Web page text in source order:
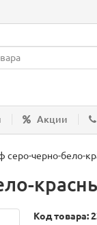
Акции
серо-черно-бело-
Код товара: